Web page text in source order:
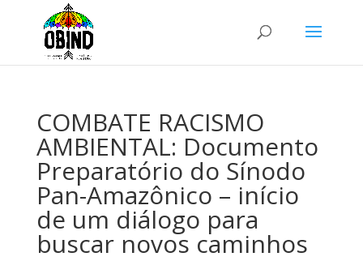
COMBATE RACISMO
AMBIENTAL: Documento
Preparatório do Sínodo
Pan-Amazônico – início
de um diálogo para
buscar novos caminhos